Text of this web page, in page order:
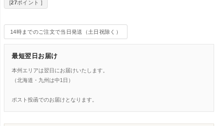
[27ポイント ]
14時までのご注文で当日発送（土日祝除く）
最短翌日お届け
本州エリアは翌日にお届けいたします。
（北海道・九州は中1日）
ポスト投函でのお届けとなります。